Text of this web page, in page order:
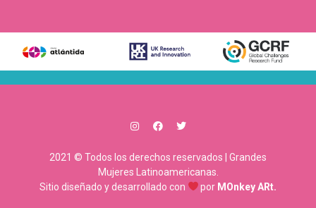
2021 © Todos los derechos reservados | Grandes
Mujeres Latinoamericanas.
Sitio diseñado y desarrollado con
por MOnkey ARt.